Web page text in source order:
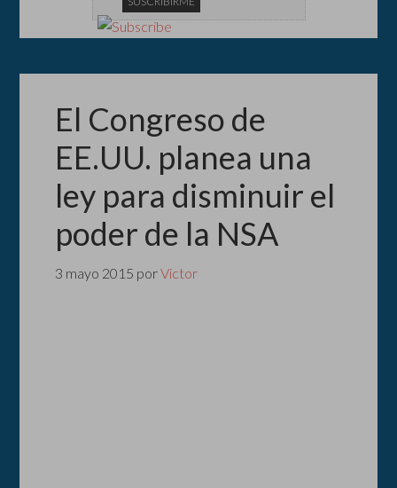
El Congreso de
EE.UU. planea una
ley para disminuir el
poder de la NSA
3 mayo 2015 porVictor